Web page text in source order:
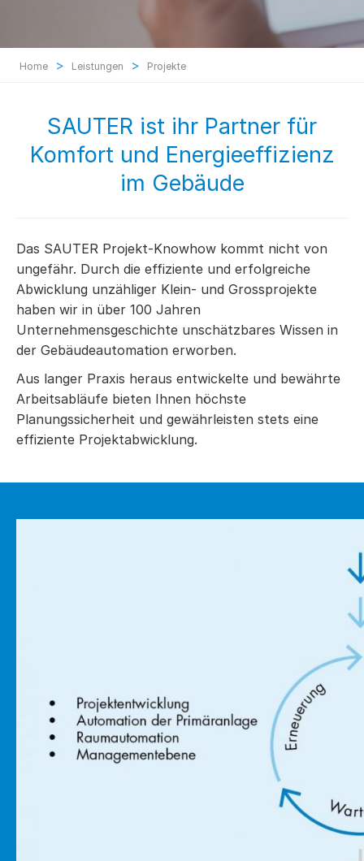
Home > Leistungen > Projekte
SAUTER ist ihr Partner für
Komfort und Energieeffizienz
im Gebäude
Das SAUTER Projekt-Knowhow kommt nicht von
ungefähr. Durch die effiziente und erfolgreiche
Abwicklung unzähliger Klein- und Grossprojekte
haben wir in über 100 Jahren
Unternehmensgeschichte unschätzbares Wissen in
der Gebäudeautomation erworben.
Aus langer Praxis heraus entwickelte und bewährte
Arbeitsabläufe bieten Ihnen höchste
Planungssicherheit und gewährleisten stets eine
effiziente Projektabwicklung.